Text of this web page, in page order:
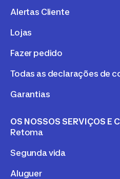
Alertas Cliente
Lojas
Fazer pedido
Todas as declarações de
Garantias
OS NOSSOS SERVIÇOS E
Retoma
Segunda vida
Aluguer